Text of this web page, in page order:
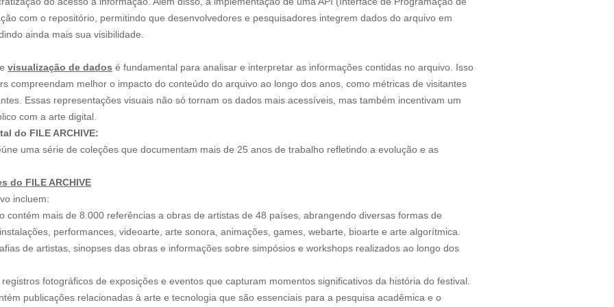
com o repositório, permitindo que desenvolvedores e pesquisadores integrem dados do arquivo em
ainda mais sua visibilidade.
visualização de dados é fundamental para analisar e interpretar as informações contidas no arquivo. Isso
compreendam melhor o impacto do conteúdo do arquivo ao longo dos anos, como métricas de visitantes
Essas representações visuais não só tornam os dados mais acessíveis, mas também incentivam um
com a arte digital.
do FILE ARCHIVE:
uma série de coleções que documentam mais de 25 anos de trabalho refletindo a evolução e as
do FILE ARCHIVE
incluem:
contém mais de 8.000 referências a obras de artistas de 48 países, abrangendo diversas formas de
performances, videoarte, arte sonora, animações, games, webarte, bioarte e arte algorítmica.
de artistas, sinopses das obras e informações sobre simpósios e workshops realizados ao longo dos
fotográficos de exposições e eventos que capturam momentos significativos da história do festival.
publicações relacionadas à arte e tecnologia que são essenciais para a pesquisa acadêmica e o